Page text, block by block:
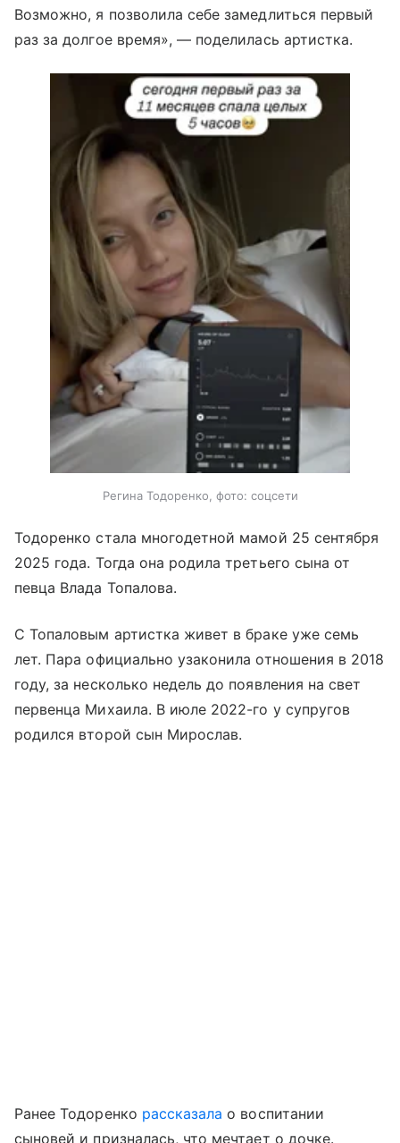
Возможно, я позволила себе замедлиться первый
раз за долгое время», — поделилась артистка.
Регина Тодоренко, фото: соцсети
Тодоренко стала многодетной мамой 25 сентября
2025 года. Тогда она родила третьего сына от
певца Влада Топалова.
С Топаловым артистка живет в браке уже семь
лет. Пара официально узаконила отношения в 2018
году, за несколько недель до появления на свет
первенца Михаила. В июле 2022-го у супругов
родился второй сын Мирослав.
Ранее Тодоренко рассказала о воспитании
сыновей и призналась, что мечтает о дочке.